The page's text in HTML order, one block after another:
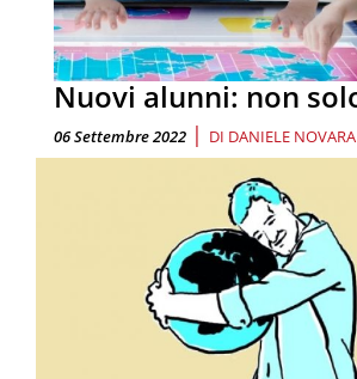
Nuovi alunni: non
06 Settembre 2022 | DI DANIELE NOVARA